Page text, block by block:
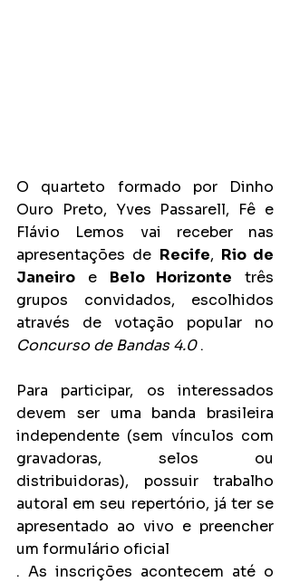
O quarteto formado por Dinho
Ouro Preto, Yves Passarell, Fê e
Flávio Lemos vai receber nas
apresentações de Recife, Rio de
Janeiro e Belo Horizonte três
grupos convidados, escolhidos
Concurso de Bandas 4.0 .
Para participar, os interessados
devem ser uma banda brasileira
independente (sem vínculos com
gravadoras, selos ou
distribuidoras), possuir trabalho
autoral em seu repertório, já ter se
apresentado ao vivo e preencher
um formulário oficial
. As inscrições acontecem até o